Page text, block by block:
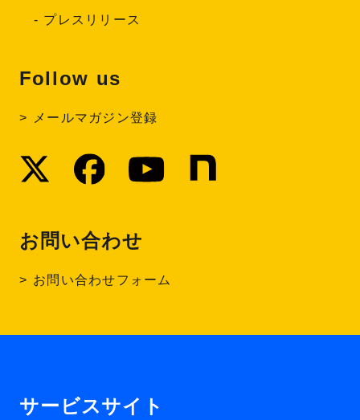
プレスリリース
Follow us
メールマガジン登録
お問い合わせ
お問い合わせフォーム
サービスサイト